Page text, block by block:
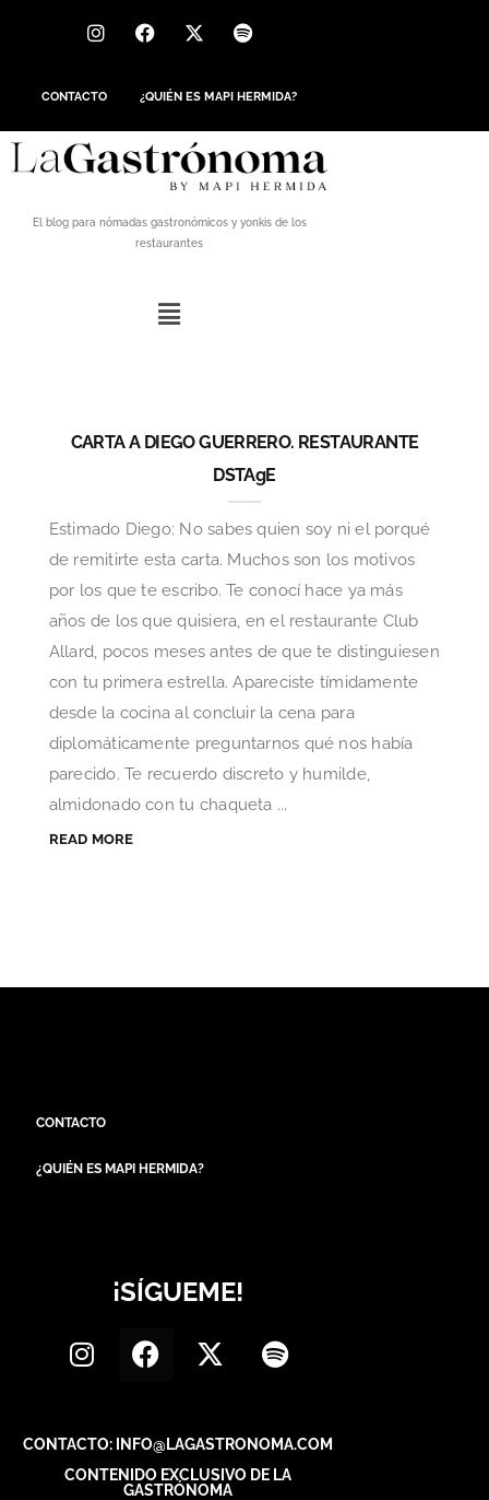
CONTACTO ¿QUIÉN ES MAPI HERMIDA?
El blog para nómadas gastronómicos y yonkis de los
restaurantes
CARTA A DIEGO GUERRERO. RESTAURANTE
DSTAgE
Estimado Diego: No sabes quien soy ni el porqué
de remitirte esta carta. Muchos son los motivos
por los que te escribo. Te conocí hace ya más
años de los que quisiera, en el restaurante Club
Allard, pocos meses antes de que te distinguiesen
con tu primera estrella. Apareciste tímidamente
desde la cocina al concluir la cena para
diplomáticamente preguntarnos qué nos había
parecido. Te recuerdo discreto y humilde,
almidonado con tu chaqueta ...
READ MORE
CONTACTO
¿QUIÉN ES MAPI HERMIDA?
¡SÍGUEME!
CONTACTO: INFO@LAGASTRONOMA.COM
CONTENIDO EXCLUSIVO DE LA
GASTRÓNOMA